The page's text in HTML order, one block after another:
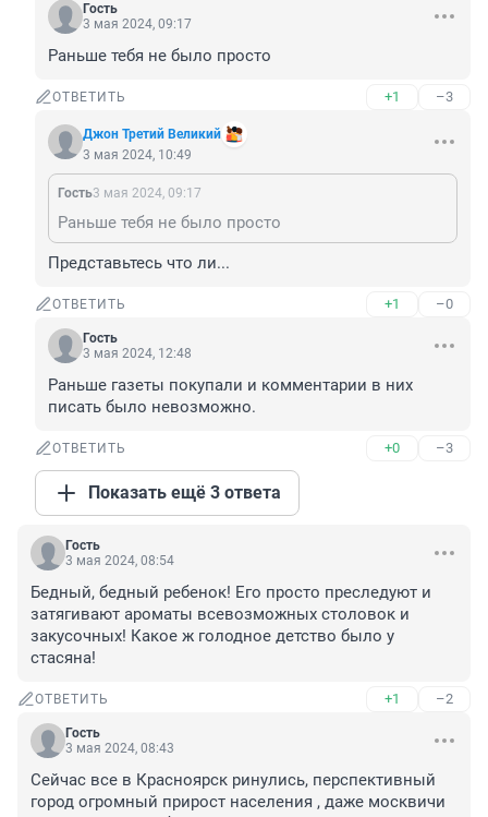
Гость
3 мая 2024, 09:17
Раньше тебя не было просто
ОТВЕТИТЬ +1 –3
Джон Третий Великий
3 мая 2024, 10:49
Гость3 мая 2024, 09:17
Раньше тебя не было просто
Представьтесь что ли...
ОТВЕТИТЬ +1 –0
Гость
3 мая 2024, 12:48
Раньше газеты покупали и комментарии в них
писать было невозможно.
ОТВЕТИТЬ +0 –3
Показать ещё 3 ответа
Гость
3 мая 2024, 08:54
Бедный, бедный ребенок! Его просто преследуют и
затягивают ароматы всевозможных столовок и
закусочных! Какое ж голодное детство было у
стасяна!
ОТВЕТИТЬ +1 –2
Гость
3 мая 2024, 08:43
Сейчас все в Красноярск ринулись, перспективный
город огромный прирост населения , даже москвичи